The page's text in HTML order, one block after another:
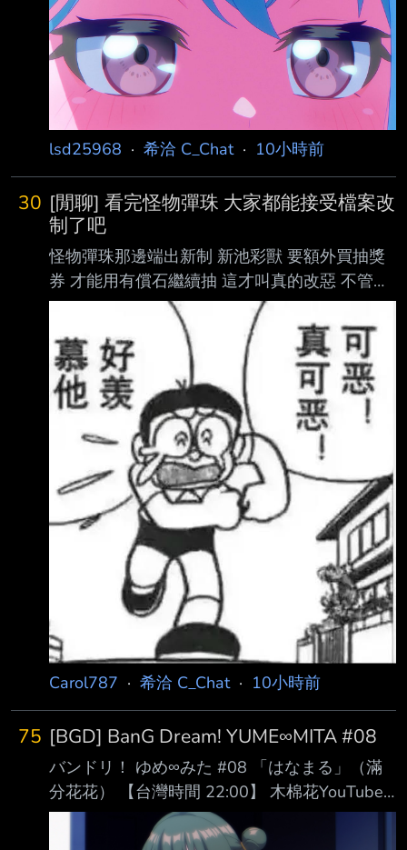
大家囉"來解決問題 結果只是壓垮肚子疼的最後
一根稻草 == --
lsd25968 · 希洽 C_Chat· 10小時前
30 [閒聊] 看完怪物彈珠 大家都能接受檔案改
制了吧
怪物彈珠那邊端出新制 新池彩獸 要額外買抽獎
券 才能用有償石繼續抽 這才叫真的改惡 不管怎
麼計算 都是玩家吃虧 檔案這邊起碼數學算出來
是好的 這樣一比 檔案新制是不是瞬間眉清目秀
順眼多了？？ --
Carol787 · 希洽 C_Chat· 10小時前
75 [BGD] BanG Dream! YUME∞MITA #08
バンドリ！ ゆめ∞みた #08 「はなまる」（滿
分花花） 【台灣時間 22:00】 木棉花YouTube
https://www.youtube.com/watch?
v=981t3vkoHmo 巴哈姆特動畫瘋